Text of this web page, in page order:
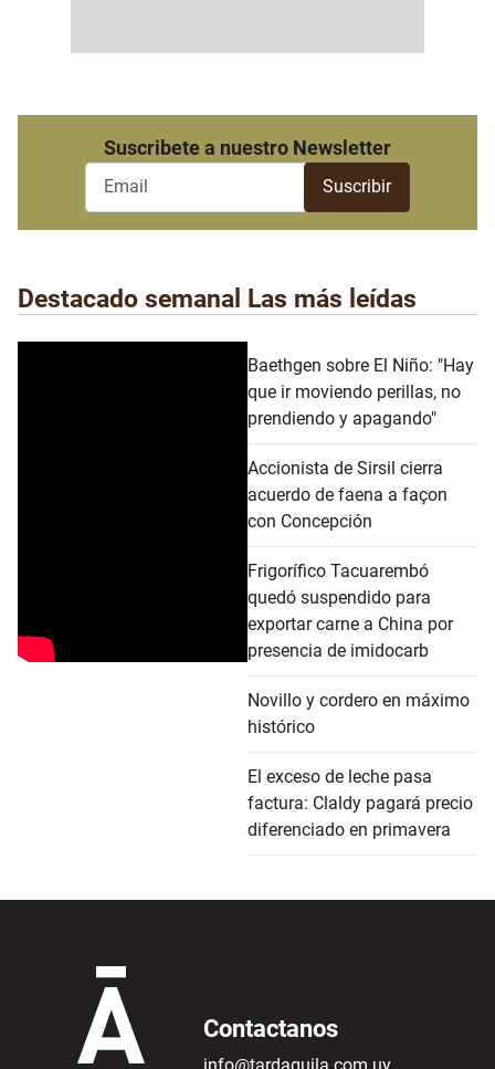
Suscribete a nuestro Newsletter
Destacado semanal Las más leídas
Baethgen sobre El Niño: "Hay
que ir moviendo perillas, no
prendiendo y apagando"
Accionista de Sirsil cierra
acuerdo de faena a façon
con Concepción
Frigorífico Tacuarembó
quedó suspendido para
exportar carne a China por
presencia de imidocarb
Novillo y cordero en máximo
histórico
El exceso de leche pasa
factura: Claldy pagará precio
diferenciado en primavera
Contactanos
info@tardaguila.com.uy